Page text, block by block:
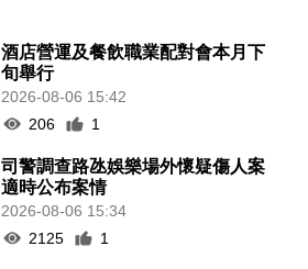
酒店營運及餐飲職業配對會本月下
旬舉行
2026-08-06 15:42
206
1
司警調查路氹娛樂場外懷疑傷人案
適時公布案情
2026-08-06 15:34
2125
1